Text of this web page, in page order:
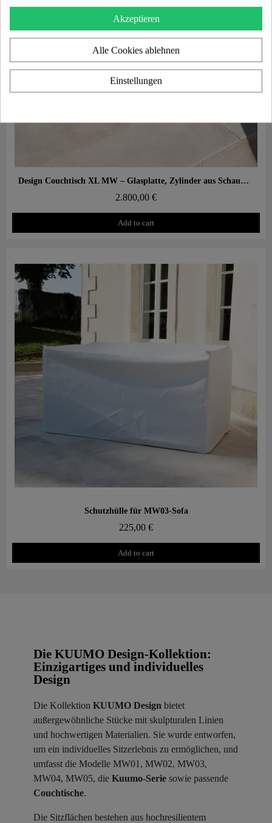
Aperçu rapide Design Couchtisch XL MW – Glasplatte, Zylinder aus Schaumstoff mit Wabenstruktur
2.800,00 €
Add to cart
Aperçu rapide
Schutzhülle für MW03-Sofa
225,00 €
Add to cart
Die KUUMO Design-Kollektion:
Einzigartiges und individuelles
Design
Die Kollektion KUUMO Design bietet
außergewöhnliche Stücke mit skulpturalen Linien
und hochwertigen Materialien. Sie wurde entworfen,
um ein individuelles Sitzerlebnis zu ermöglichen, und
umfasst die Modelle MW01, MW02, MW03,
MW04, MW05, die Kuumo-Serie sowie passende
Couchtische.
Die Sitzflächen bestehen aus hochresilientem
Akzeptieren
Alle Cookies ablehnen
Einstellungen